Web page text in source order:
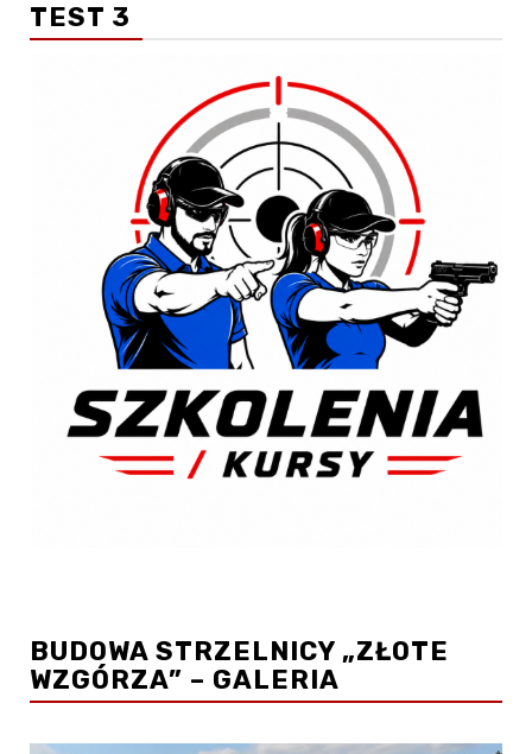
TEST 3
BUDOWA STRZELNICY „ZŁOTE
WZGÓRZA” – GALERIA